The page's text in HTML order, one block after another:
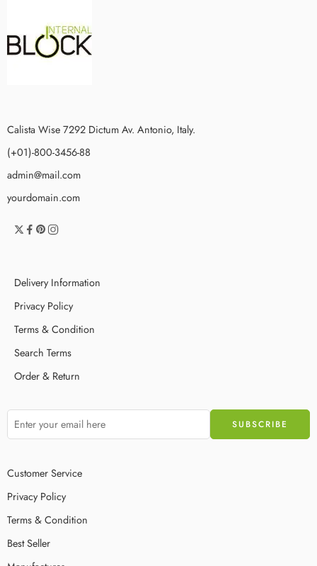
Calista Wise 7292 Dictum Av. Antonio, Italy.
(+01)-800-3456-88
admin@mail.com
yourdomain.com
Delivery Information
Privacy Policy
Terms & Condition
Search Terms
Order & Return
Customer Service
Privacy Policy
Terms & Condition
Best Seller